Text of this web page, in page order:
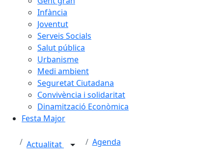
Infància
Joventut
Serveis Socials
Salut pública
Urbanisme
Medi ambient
Seguretat Ciutadana
Convivència i solidaritat
Dinamització Econòmica
Festa Major
Actualitat Agenda